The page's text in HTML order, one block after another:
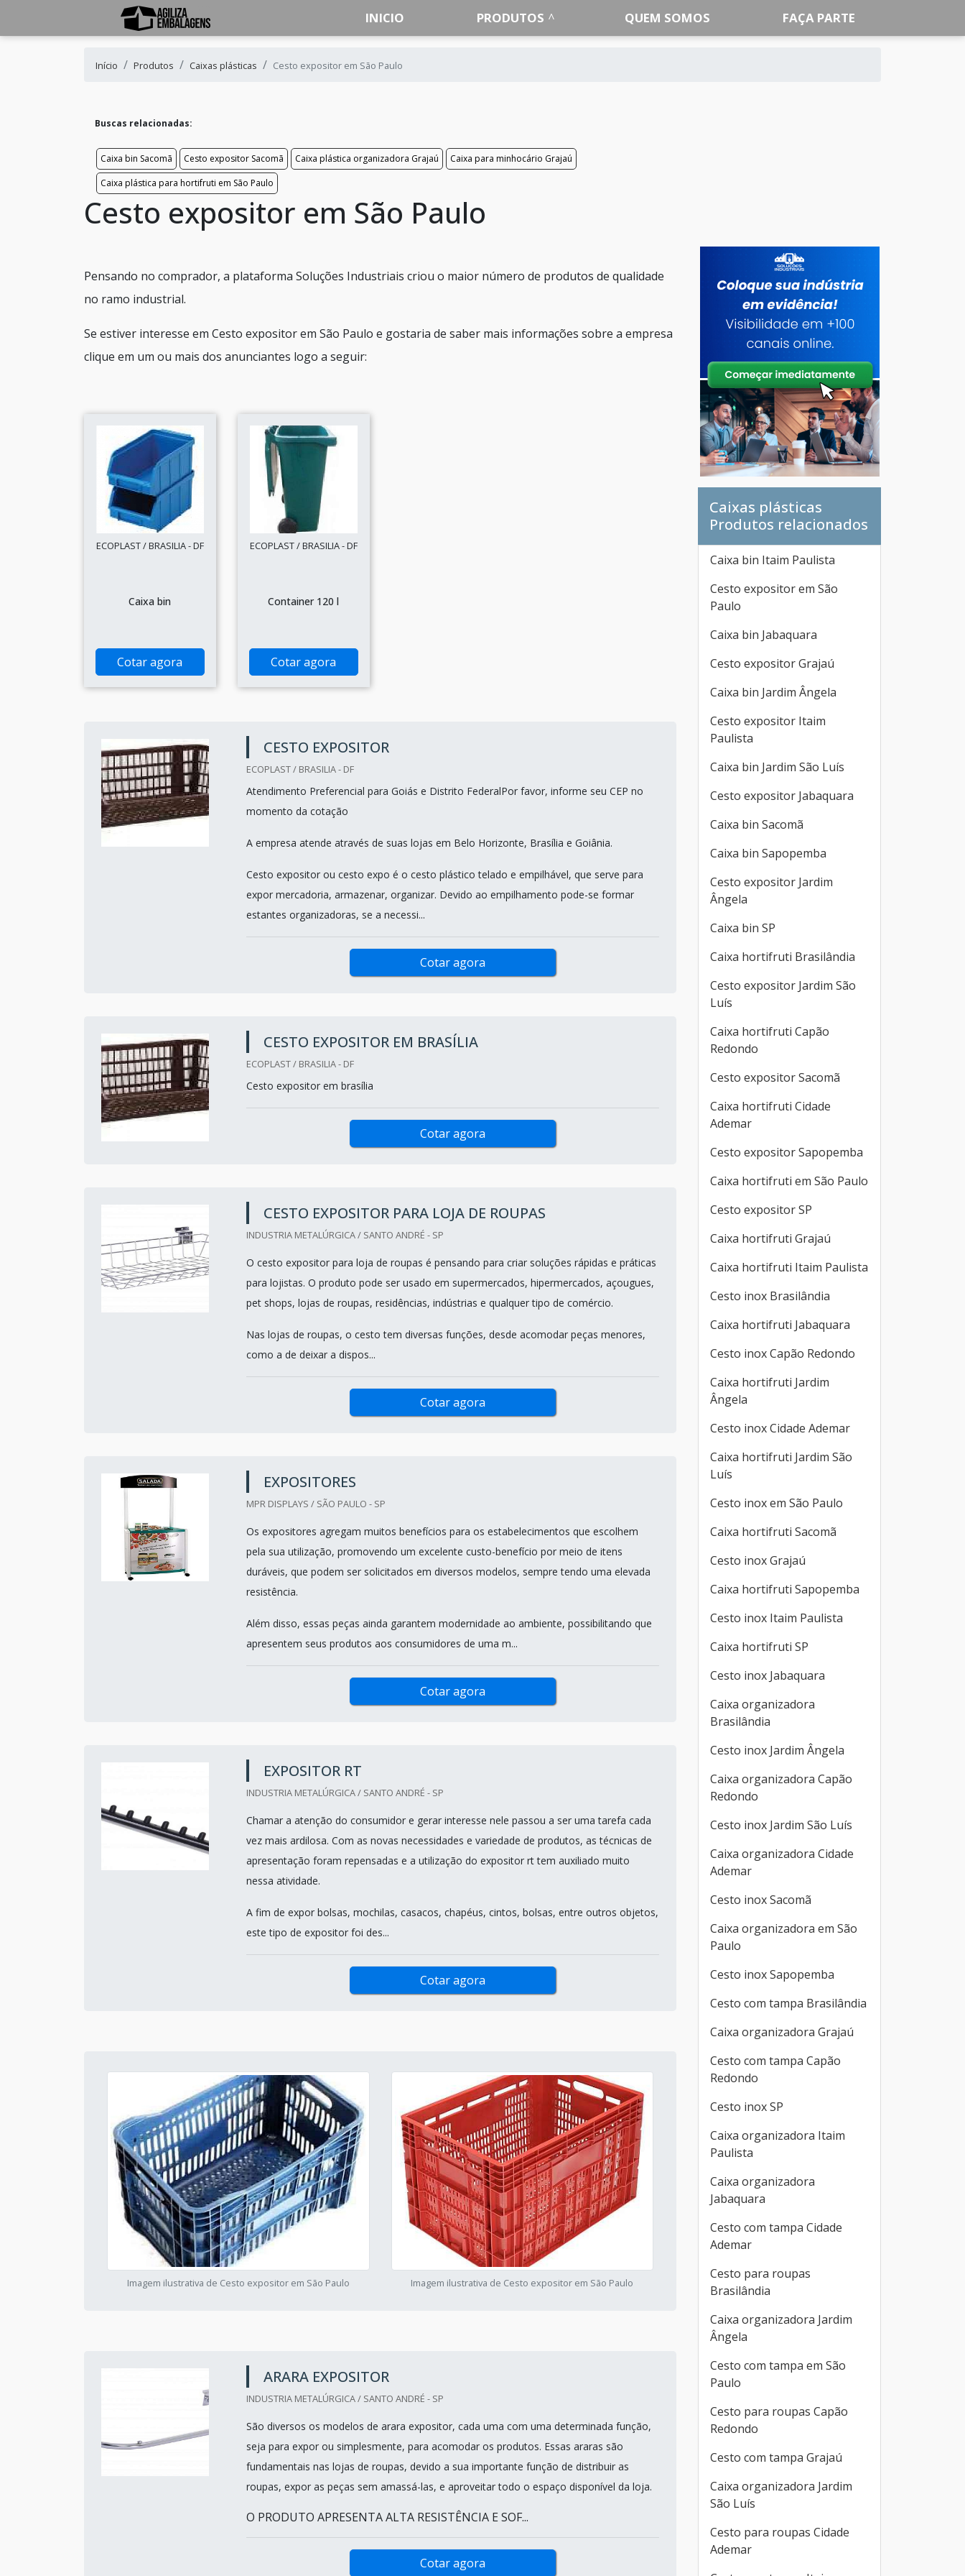
INICIO PRODUTOS QUEM SOMOS FAÇA PARTE
Início Produtos Caixas plásticas Cesto expositor em São Paulo
Buscas relacionadas:
Caixa bin Sacomã Cesto expositor Sacomã Caixa plástica organizadora Grajaú
Caixa para minhocário Grajaú
Caixa plástica para hortifruti em São Paulo
Cesto expositor em São Paulo
Pensando no comprador, a plataforma Soluções Industriais criou o maior número de produtos de qualidade
no ramo industrial.
Se estiver interesse em Cesto expositor em São Paulo e gostaria de saber mais informações sobre a empresa
clique em um ou mais dos anunciantes logo a seguir:
ECOPLAST / BRASILIA - DF
Caixa bin
Cotar agora
ECOPLAST / BRASILIA - DF
Container 120 l
Cotar agora
CESTO EXPOSITOR
ECOPLAST / BRASILIA - DF
Atendimento Preferencial para Goiás e Distrito FederalPor favor, informe seu CEP no
momento da cotação
A empresa atende através de suas lojas em Belo Horizonte, Brasília e Goiânia.
Cesto expositor ou cesto expo é o cesto plástico telado e empilhável, que serve para
expor mercadoria, armazenar, organizar. Devido ao empilhamento pode-se formar
estantes organizadoras, se a necessi...
Cotar agora
CESTO EXPOSITOR EM BRASÍLIA
ECOPLAST / BRASILIA - DF
Cesto expositor em brasília
Cotar agora
CESTO EXPOSITOR PARA LOJA DE ROUPAS
INDUSTRIA METALÚRGICA / SANTO ANDRÉ - SP
O cesto expositor para loja de roupas é pensando para criar soluções rápidas e práticas
para lojistas. O produto pode ser usado em supermercados, hipermercados, açougues,
pet shops, lojas de roupas, residências, indústrias e qualquer tipo de comércio.
Nas lojas de roupas, o cesto tem diversas funções, desde acomodar peças menores,
como a de deixar a dispos...
Cotar agora
EXPOSITORES
MPR DISPLAYS / SÃO PAULO - SP
Os expositores agregam muitos benefícios para os estabelecimentos que escolhem
pela sua utilização, promovendo um excelente custo-benefício por meio de itens
duráveis, que podem ser solicitados em diversos modelos, sempre tendo uma elevada
resistência.
Além disso, essas peças ainda garantem modernidade ao ambiente, possibilitando que
apresentem seus produtos aos consumidores de uma m...
Cotar agora
EXPOSITOR RT
INDUSTRIA METALÚRGICA / SANTO ANDRÉ - SP
Chamar a atenção do consumidor e gerar interesse nele passou a ser uma tarefa cada
vez mais ardilosa. Com as novas necessidades e variedade de produtos, as técnicas de
apresentação foram repensadas e a utilização do expositor rt tem auxiliado muito
nessa atividade.
A fim de expor bolsas, mochilas, casacos, chapéus, cintos, bolsas, entre outros objetos,
este tipo de expositor foi des...
Cotar agora
Imagem ilustrativa de Cesto expositor em São Paulo Imagem ilustrativa de Cesto expositor em São Paulo
ARARA EXPOSITOR
INDUSTRIA METALÚRGICA / SANTO ANDRÉ - SP
São diversos os modelos de arara expositor, cada uma com uma determinada função,
seja para expor ou simplesmente, para acomodar os produtos. Essas araras são
fundamentais nas lojas de roupas, devido a sua importante função de distribuir as
roupas, expor as peças sem amassá-las, e aproveitar todo o espaço disponível da loja.
O PRODUTO APRESENTA ALTA RESISTÊNCIA E SOF...
Cotar agora
Caixas plásticas
Produtos relacionados
Caixa bin Itaim Paulista
Cesto expositor em São
Paulo
Caixa bin Jabaquara
Cesto expositor Grajaú
Caixa bin Jardim Ângela
Cesto expositor Itaim
Paulista
Caixa bin Jardim São Luís
Cesto expositor Jabaquara
Caixa bin Sacomã
Caixa bin Sapopemba
Cesto expositor Jardim
Ângela
Caixa bin SP
Caixa hortifruti Brasilândia
Cesto expositor Jardim São
Luís
Caixa hortifruti Capão
Redondo
Cesto expositor Sacomã
Caixa hortifruti Cidade
Ademar
Cesto expositor Sapopemba
Caixa hortifruti em São Paulo
Cesto expositor SP
Caixa hortifruti Grajaú
Caixa hortifruti Itaim Paulista
Cesto inox Brasilândia
Caixa hortifruti Jabaquara
Cesto inox Capão Redondo
Caixa hortifruti Jardim
Ângela
Cesto inox Cidade Ademar
Caixa hortifruti Jardim São
Luís
Cesto inox em São Paulo
Caixa hortifruti Sacomã
Cesto inox Grajaú
Caixa hortifruti Sapopemba
Cesto inox Itaim Paulista
Caixa hortifruti SP
Cesto inox Jabaquara
Caixa organizadora
Brasilândia
Cesto inox Jardim Ângela
Caixa organizadora Capão
Redondo
Cesto inox Jardim São Luís
Caixa organizadora Cidade
Ademar
Cesto inox Sacomã
Caixa organizadora em São
Paulo
Cesto inox Sapopemba
Cesto com tampa Brasilândia
Caixa organizadora Grajaú
Cesto com tampa Capão
Redondo
Cesto inox SP
Caixa organizadora Itaim
Paulista
Caixa organizadora
Jabaquara
Cesto com tampa Cidade
Ademar
Cesto para roupas
Brasilândia
Caixa organizadora Jardim
Ângela
Cesto com tampa em São
Paulo
Cesto para roupas Capão
Redondo
Cesto com tampa Grajaú
Caixa organizadora Jardim
São Luís
Cesto para roupas Cidade
Ademar